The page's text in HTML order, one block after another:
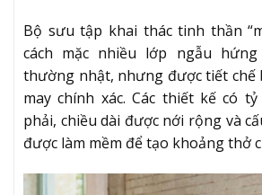
Bộ sưu tập khai thác tinh thần
cách mặc nhiều lớp ngẫu
thường nhật, nhưng được tiết chế
may chính xác. Các thiết kế có
phải, chiều dài được nới rộng và
được làm mềm để tạo khoảng thở